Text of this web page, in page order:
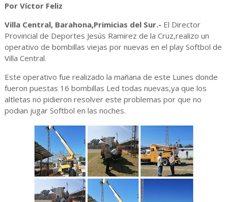
Por Víctor Feliz
Villa Central, Barahona,Primicias del Sur.- El Director
Provincial de Deportes Jesús Ramirez de la Cruz,realizo un
operativo de bombillas viejas por nuevas en el play Softbol de
Villa Central.
Este operativo fue realizado la mañana de este Lunes donde
fueron puestas 16 bombillas Led todas nuevas,ya que los
altletas no pidieron resolver este problemas por que no
podian jugar Softbol en las noches.